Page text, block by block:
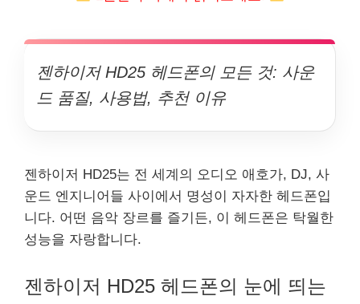
젠하이저 HD25 헤드폰의 모든 것: 사운
드 품질, 사용법, 추천 이유
젠하이저 HD25는 전 세계의 오디오 애호가, DJ, 사
운드 엔지니어들 사이에서 명성이 자자한 헤드폰입
니다. 어떤 음악 장르를 즐기든, 이 헤드폰은 탁월한
성능을 자랑합니다.
젠하이저 HD25 헤드폰의 눈에 띄는